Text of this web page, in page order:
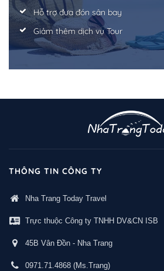
Hỗ trợ đưa đón sân bay
Giảm thêm dịch vụ Tour
THÔNG TIN CÔNG TY
Nha Trang Today Travel
Trực thuộc Công ty TNHH DV&CN ISB
45B Vân Đồn - Nha Trang
0971.71.4868 (Ms.Trang)